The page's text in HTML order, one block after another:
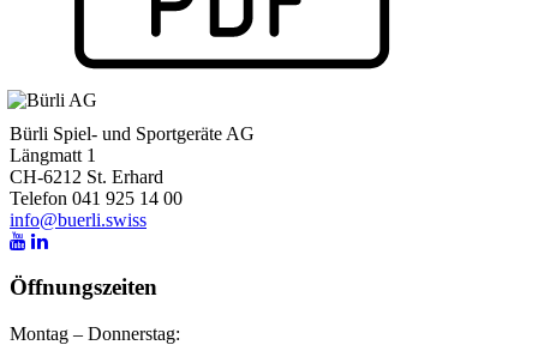
Bürli Spiel- und Sportgeräte AG
Längmatt 1
CH-6212 St. Erhard
Telefon 041 925 14 00
info@buerli.swiss
Öffnungszeiten
Montag – Donnerstag: